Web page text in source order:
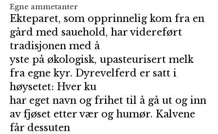
Egne ammetanter
Ekteparet, som opprinnelig kom fra en
gård med sauehold, har videreført
tradisjonen med å
yste på økologisk, upasteurisert melk
fra egne kyr. Dyrevelferd er satt i
høysetet: Hver ku
har eget navn og frihet til å gå ut og inn
av fjøset etter vær og humør. Kalvene
får dessuten